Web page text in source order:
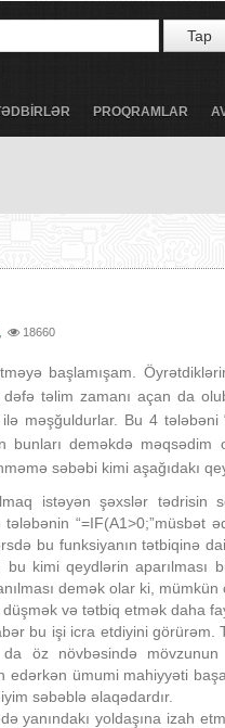
Tap
PROQRAMLAR
18660
başlamışam.
təlim zamanı açan da
məşğuldurlar. Bu 4 tələbəni
bunları deməkdə
səbəbi kimi aşağıdakı
istəyən şəxslər tədrisin
“=IF(A1>0;”müsbət
bu funksiyanın tətbiqinə
kimi qeydlərin aparılması
demək olar ki,
və tətbiq etmək daha
bu işi icra etdiyini görürəm.
öz növbəsində mövzunun
edərkən ümumi mahiyyəti
səbəblə əlaqədardır.
yanındakı yoldaşına izah